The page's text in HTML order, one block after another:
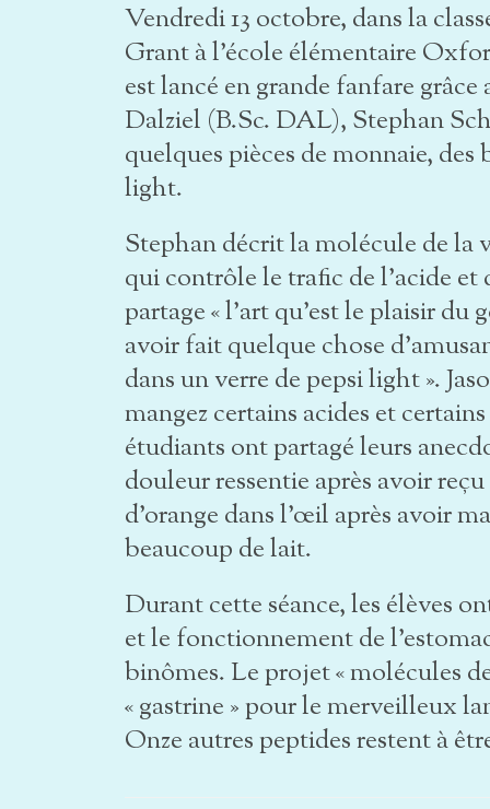
Vendredi 13 octobre, dans la
Grant à l’école élémentaire
est lancé en grande fanfare
Dalziel (B.Sc. DAL), Stephan
quelques pièces de monnaie,
light.
Stephan décrit la molécule de la
qui contrôle le trafic de l’acide et
partage « l’art qu’est le plaisir du
avoir fait quelque chose
dans un verre de pepsi light ».
mangez certains acides et
étudiants ont partagé leurs
douleur ressentie après avoir
d’orange dans l’œil après avoir
beaucoup de lait.
Durant cette séance, les élèves
et le fonctionnement de
binômes. Le projet « molécules
« gastrine » pour le merveilleux
Onze autres peptides restent à